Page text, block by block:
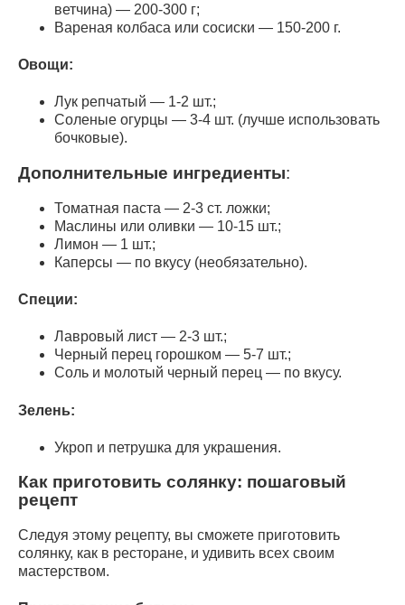
ветчина) — 200-300 г;
Вареная колбаса или сосиски — 150-200 г.
Овощи:
Лук репчатый — 1-2 шт.;
Соленые огурцы — 3-4 шт. (лучше использовать
бочковые).
Дополнительные ингредиенты:
Томатная паста — 2-3 ст. ложки;
Маслины или оливки — 10-15 шт.;
Лимон — 1 шт.;
Каперсы — по вкусу (необязательно).
Специи:
Лавровый лист — 2-3 шт.;
Черный перец горошком — 5-7 шт.;
Соль и молотый черный перец — по вкусу.
Зелень:
Укроп и петрушка для украшения.
Как приготовить солянку: пошаговый
рецепт
Следуя этому рецепту, вы сможете приготовить
солянку, как в ресторане, и удивить всех своим
мастерством.